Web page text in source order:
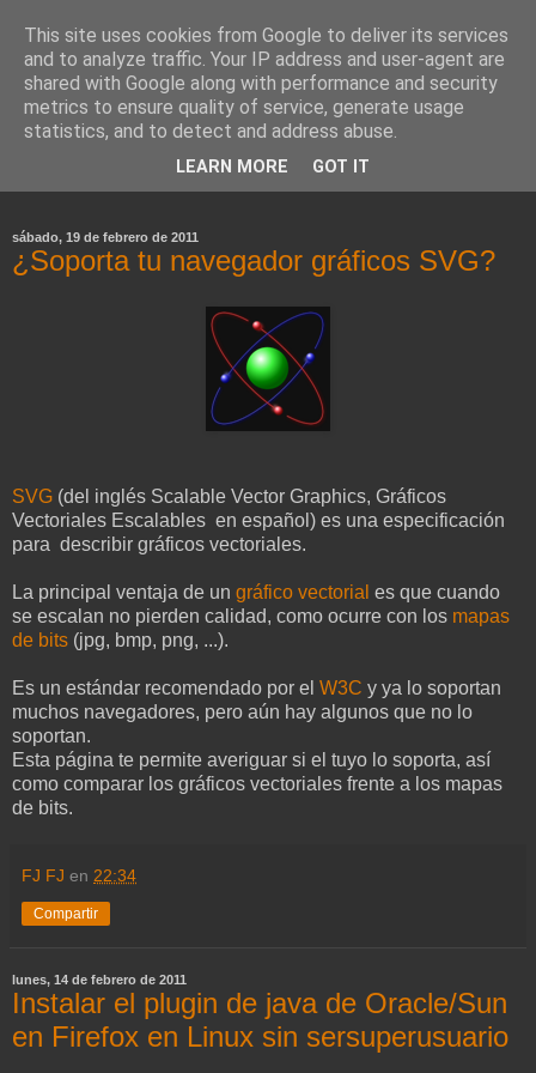
sábado, 19 de febrero de 2011
¿Soporta tu navegador gráficos SVG?
SVG (del inglés Scalable Vector Graphics, Gráficos
Vectoriales Escalables en español) es una especificación
para describir gráficos vectoriales.
La principal ventaja de un gráfico vectorial es que cuando
se escalan no pierden calidad, como ocurre con los mapas
de bits (jpg, bmp, png, ...).
Es un estándar recomendado por el W3C y ya lo soportan
muchos navegadores, pero aún hay algunos que no lo
soportan.
Esta página te permite averiguar si el tuyo lo soporta, así
como comparar los gráficos vectoriales frente a los mapas
de bits.
FJ FJ en 22:34
Compartir
lunes, 14 de febrero de 2011
Instalar el plugin de java de Oracle/Sun
en Firefox en Linux sin sersuperusuario
This site uses cookies from Google to deliver its services
and to analyze traffic. Your IP address and user-agent are
shared with Google along with performance and security
metrics to ensure quality of service, generate usage
statistics, and to detect and address abuse.
LEARN MORE GOT IT